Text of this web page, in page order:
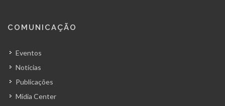
COMUNICAÇÃO
Eventos
Notícias
Publicações
Mídia Center